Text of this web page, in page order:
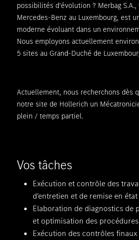
possibilités d'évolution ? Merbag
Mercedes-Benz au Luxembourg, est
moderne évoluant dans un
Nous employons actuellement
5 sites au Grand-Duché de
Actuellement, nous recherchons dès
notre site de Hollerich un
plein / temps partiel.
Vos tâches
Exécution et contrôle des
d'entretien et de remise en
Elaboration de diagnostics de
et optimisation des
Exécution des contrôles